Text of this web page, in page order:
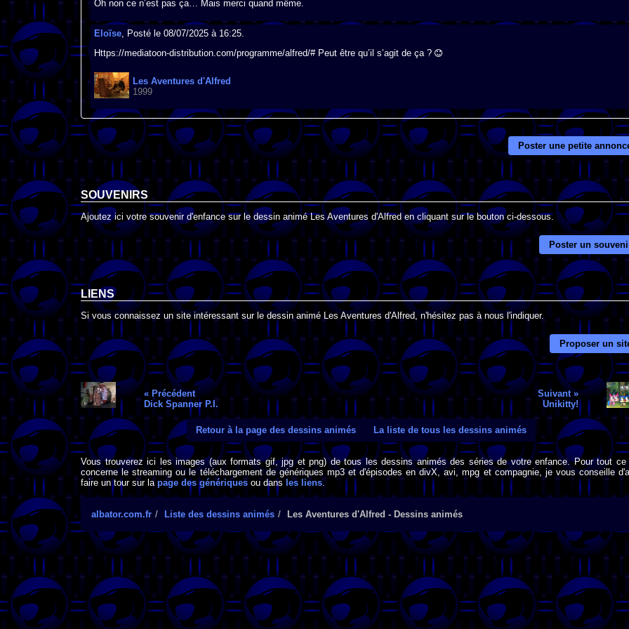
Oh non ce n’est pas ça… Mais merci quand même.
Eloïse, Posté le 08/07/2025 à 16:25.
Https://mediatoon-distribution.com/programme/alfred/# Peut être qu’il s’agit de ça ?
Les Aventures d'Alfred
1999
Poster une petite
SOUVENIRS
Ajoutez ici votre souvenir d'enfance sur le dessin animé Les Aventures d'Alfred en cliquant sur le bouton ci-dessous.
Poster un
LIENS
Si vous connaissez un site intéressant sur le dessin animé Les Aventures d'Alfred, n'hésitez pas à nous l'indiquer.
Proposer un
« Précédent
Dick Spanner P.I.
Suivant »
Unikitty!
Retour à la page des dessins animés La liste de tous les dessins animés
Vous trouverez ici les images (aux formats gif, jpg et png) de tous les dessins animés des séries de votre enfance. Pour tout ce
concerne le streaming ou le téléchargement de génériques mp3 et d'épisodes en divX, avi, mpg et compagnie, je vous conseille
faire un tour sur lapage des génériquesou dans les liens.
albator.com.fr Liste des dessins animés Les Aventures d'Alfred - Dessins animés